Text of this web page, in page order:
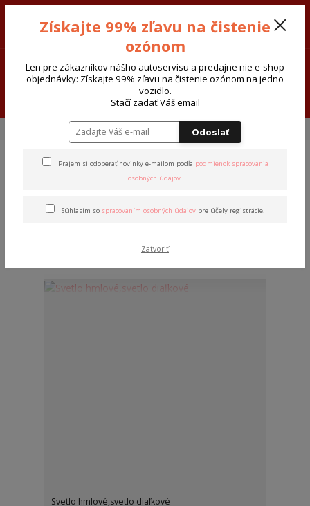
0915 377 999 Po-Pia-8:00-17:30 So:8:00-12:00
€ 0,00
Autodoplnky Exterér Svetlá a Svietidlá
Svetlá a Svietidlá
Najnovšie Najlacnejšie Najdrahšie
Svetlo hmlové,svetlo diaľkové
Získajte 99% zľavu na čistenie
ozónom
Len pre zákazníkov nášho autoservisu a predajne nie e-shop
objednávky: Získajte 99% zľavu na čistenie ozónom na jedno
vozidlo.
Stačí zadať Váš email
Odoslať
Prajem si odoberať novinky e-mailom podľa podmienok spracovania
osobných údajov.
Súhlasím so spracovaním osobných údajovpre účely registrácie.
Zatvoriť